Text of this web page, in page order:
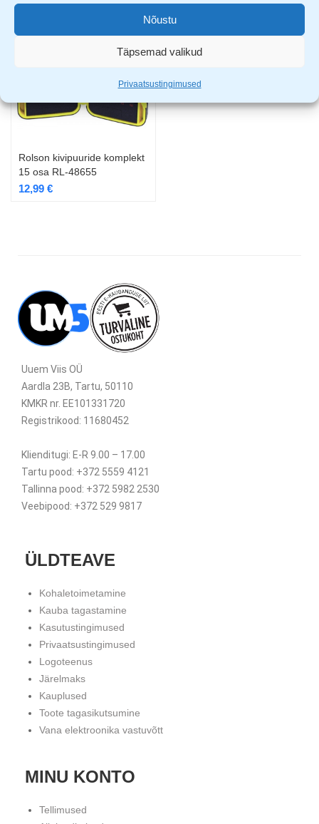
Nõustu
Täpsemad valikud
Privaatsustingimused
Rolson kivipuuride komplekt
15 osa RL-48655
12,99 €
Uuem Viis OÜ
Aardla 23B, Tartu, 50110
KMKR nr. EE101331720
Registrikood: 11680452
Klienditugi: E-R 9.00 – 17.00
Tartu pood: +372 5559 4121
Tallinna pood: +372 5982 2530
Veebipood: +372 529 9817
ÜLDTEAVE
Kohaletoimetamine
Kauba tagastamine
Kasutustingimused
Privaatsustingimused
Logoteenus
Järelmaks
Kauplused
Toote tagasikutsumine
Vana elektroonika vastuvõtt
MINU KONTO
Tellimused